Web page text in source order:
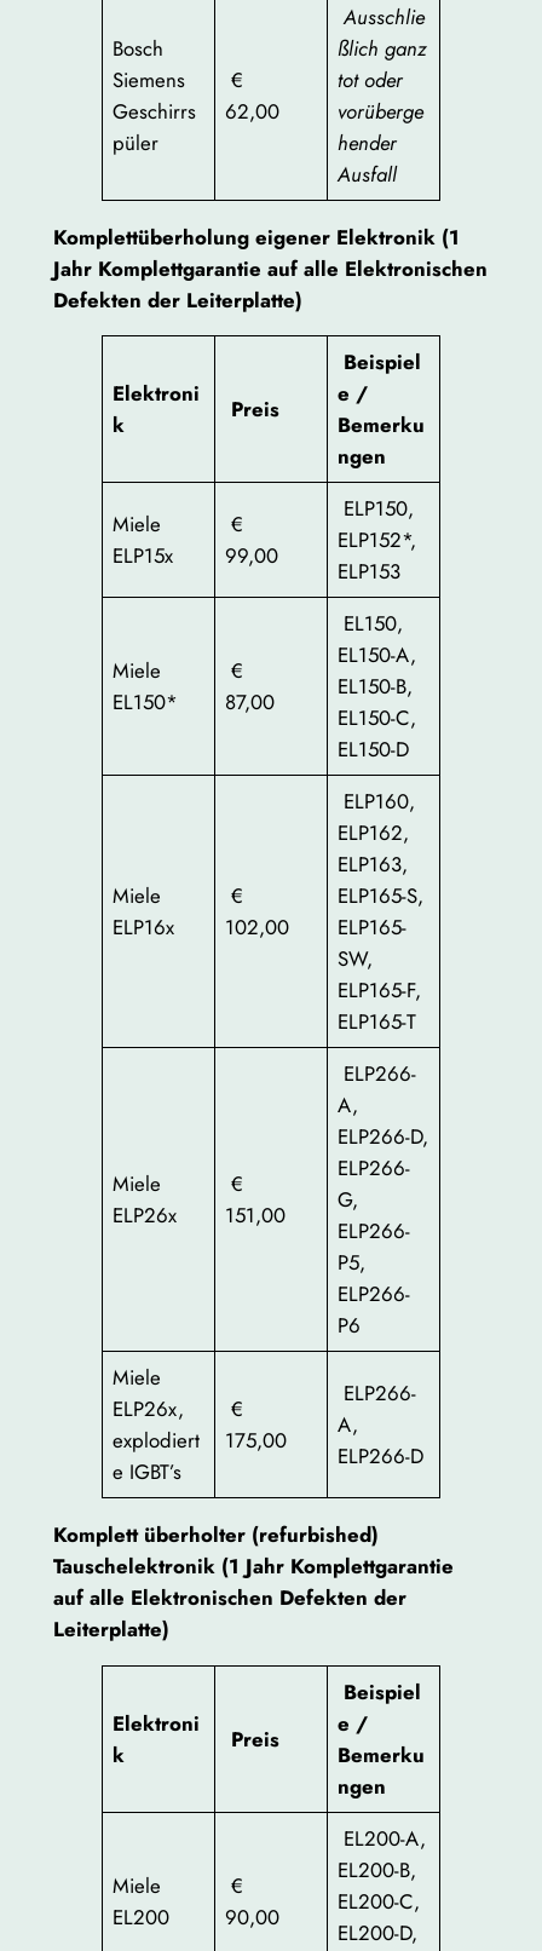
Bosch
Siemens
Geschirrs
püler
€
62,00
Ausschlie
ßlich ganz
tot oder
vorüberge
hender
Ausfall
Komplettüberholung eigener Elektronik (1
Jahr Komplettgarantie auf alle Elektronischen
Defekten der Leiterplatte)
Elektroni
k
Preis
Beispiel
e /
Bemerku
ngen
Miele
ELP15x
€
99,00
ELP150,
ELP152*,
ELP153
Miele
EL150*
€
87,00
EL150,
EL150-A,
EL150-B,
EL150-C,
EL150-D
Miele
ELP16x
€
102,00
ELP160,
ELP162,
ELP163,
ELP165-S,
ELP165-
SW,
ELP165-F,
ELP165-T
Miele
ELP26x
€
151,00
ELP266-
A,
ELP266-D,
ELP266-
G,
ELP266-
P5,
ELP266-
P6
Miele
ELP26x,
explodiert
e IGBT’s
€
175,00
ELP266-
A,
ELP266-D
Komplett überholter (refurbished)
Tauschelektronik (1 Jahr Komplettgarantie
auf alle Elektronischen Defekten der
Leiterplatte)
Elektroni
k
Preis
Beispiel
e /
Bemerku
ngen
Miele
EL200
€
90,00
EL200-A,
EL200-B,
EL200-C,
EL200-D,